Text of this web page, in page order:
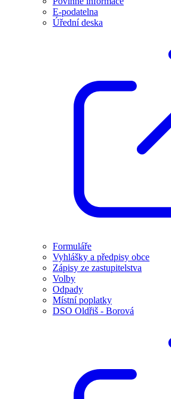
E-podatelna
Úřední deska
Formuláře
Vyhlášky a předpisy obce
Zápisy ze zastupitelstva
Volby
Odpady
Místní poplatky
DSO Oldřiš - Borová